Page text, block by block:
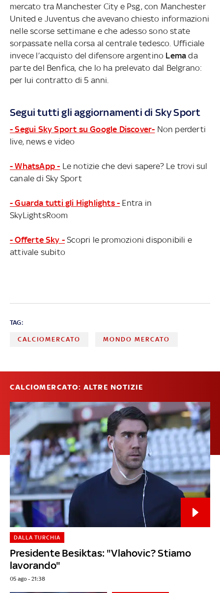
mercato tra Manchester City e Psg, con Manchester
United e Juventus che avevano chiesto informazioni
nelle scorse settimane e che adesso sono state
sorpassate nella corsa al centrale tedesco. Ufficiale
invece l’acquisto del difensore argentino Lema da
parte del Benfica, che lo ha prelevato dal Belgrano:
per lui contratto di 5 anni.
Segui tutti gli aggiornamenti di Sky Sport
- Segui Sky Sport su Google Discover- Non perderti
live, news e video
- WhatsApp - Le notizie che devi sapere? Le trovi sul
canale di Sky Sport
- Guarda tutti gli Highlights - Entra in
SkyLightsRoom
- Offerte Sky - Scopri le promozioni disponibili e
attivale subito
TAG:
CALCIOMERCATO MONDO MERCATO
CALCIOMERCATO: ALTRE NOTIZIE
Presidente Besiktas: "Vlahovic? Stiamo
lavorando"
DALLA TURCHIA
05 ago - 21:38